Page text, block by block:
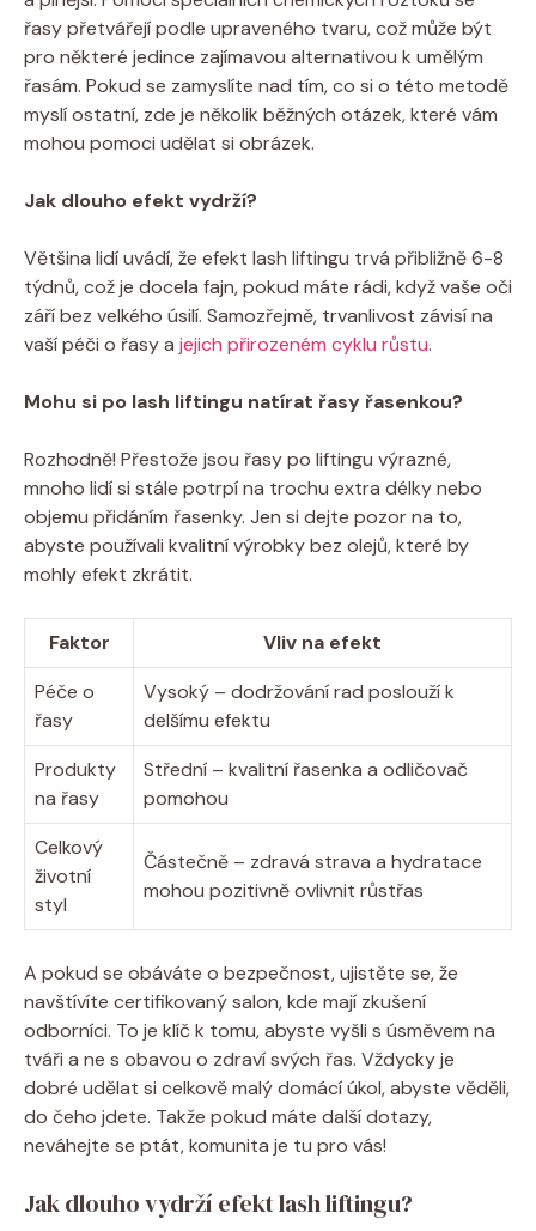
řasy přetvářejí podle upraveného tvaru, což může být
pro některé jedince zajímavou alternativou k umělým
řasám. Pokud se zamyslíte nad tím, co si o této metodě
myslí ostatní, zde je několik běžných otázek, které vám
mohou pomoci udělat si obrázek.
Jak dlouho efekt vydrží?
Většina lidí uvádí, že efekt lash liftingu trvá přibližně 6-8
týdnů, což je docela fajn, pokud máte rádi, když vaše oči
září bez velkého úsilí. Samozřejmě, trvanlivost závisí na
vaší péči o řasy a jejich přirozeném cyklu růstu.
Mohu si po lash liftingu natírat řasy řasenkou?
Rozhodně! Přestože jsou řasy po liftingu výrazné,
mnoho lidí si stále potrpí na trochu extra délky nebo
objemu přidáním řasenky. Jen si dejte pozor na to,
abyste používali kvalitní výrobky bez olejů, které by
mohly efekt zkrátit.
Faktor
Vliv na efekt
Péče o
řasy
Vysoký – dodržování rad poslouží k
delšímu efektu
Produkty
na řasy
Střední – kvalitní řasenka a odličovač
pomohou
Celkový
životní
styl
Částečně – zdravá strava a hydratace
mohou pozitivně ovlivnit růstřas
A pokud se obáváte o bezpečnost, ujistěte se, že
navštívíte certifikovaný salon, kde mají zkušení
odborníci. To je klíč k tomu, abyste vyšli s úsměvem na
tváři a ne s obavou o zdraví svých řas. Vždycky je
dobré udělat si celkově malý domácí úkol, abyste věděli,
do čeho jdete. Takže pokud máte další dotazy,
neváhejte se ptát, komunita je tu pro vás!
Jak dlouho vydrží efekt lash liftingu?